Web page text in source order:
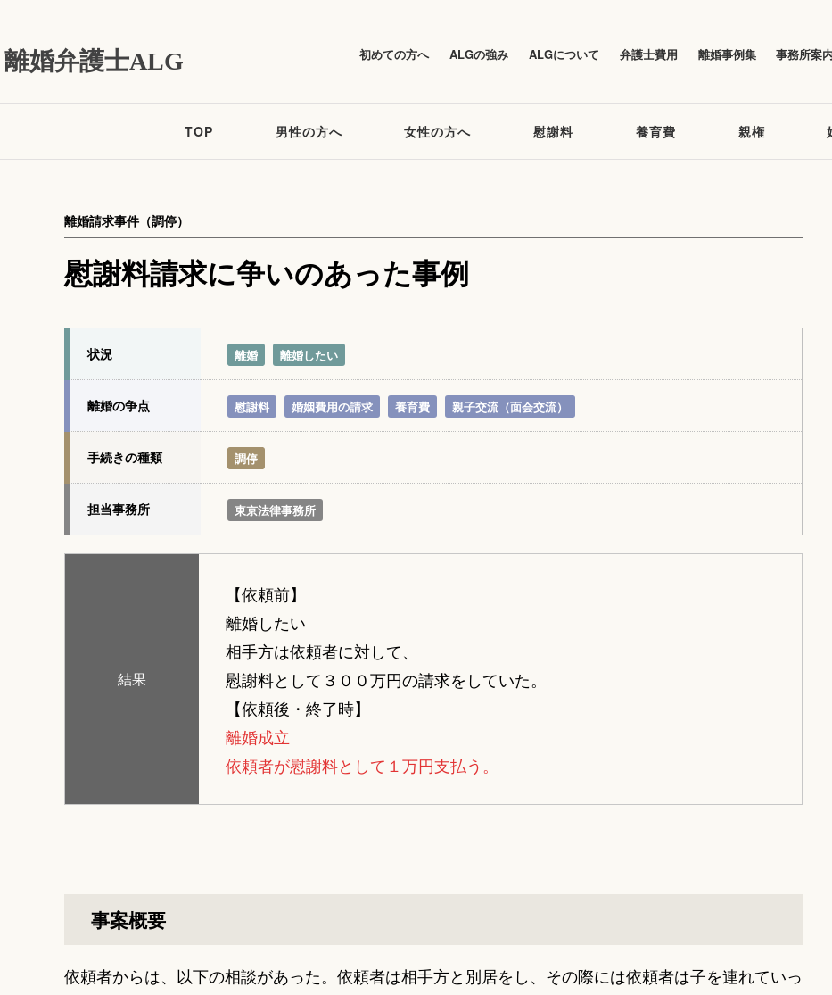
離婚弁護士ALG 初めての方へ ALGの強み ALGについて 弁護士費用 離婚事例集 事務所案
TOP 男性の方へ 女性の方へ 慰謝料 養育費 親権
慰謝料請求に争いのあった事例
離婚請求事件（調停）
状況 離婚 離婚したい
離婚の争点 慰謝料 婚姻費用の請求 養育費 親子交流（面会交流）
手続きの種類 調停
担当事務所 東京法律事務所
結果
【依頼前】
離婚したい
相手方は依頼者に対して、
慰謝料として３００万円の請求をしていた。
【依頼後・終了時】
離婚成立
依頼者が慰謝料として１万円支払う。
事案概要
依頼者からは、以下の相談があった。依頼者は相手方と別居をし、その際には依頼者は子を連れていっ